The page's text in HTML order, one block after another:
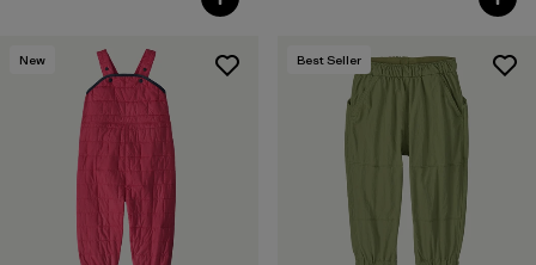
New Best Seller